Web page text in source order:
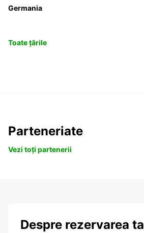
Germania
Toate țările
Parteneriate
Vezi toți partenerii
Despre rezervarea ta